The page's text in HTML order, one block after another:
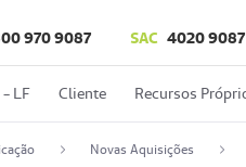
970 9087 SAC 4020 9087
- LF Cliente Recursos
Novas Aquisições